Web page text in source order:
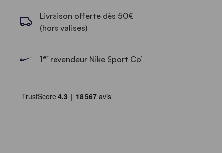
Livraison offerte dès 50€
(hors valises)
1errevendeur Nike Sport Co’